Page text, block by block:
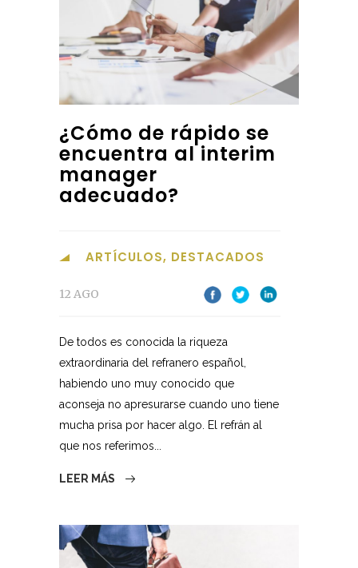
¿Cómo de rápido se
encuentra al interim
manager
adecuado?
ARTÍCULOS, DESTACADOS
12 AGO
De todos es conocida la riqueza
extraordinaria del refranero español,
habiendo uno muy conocido que
aconseja no apresurarse cuando uno tiene
mucha prisa por hacer algo. El refrán al
que nos referimos...
LEER MÁS